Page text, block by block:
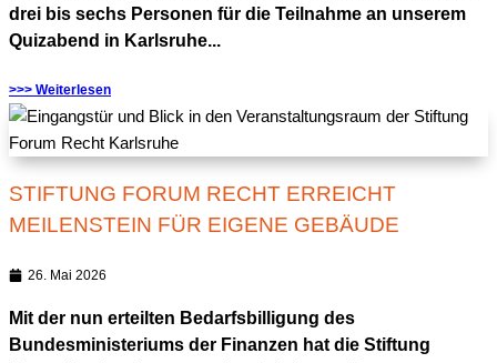
drei bis sechs Personen für die Teilnahme an unserem
Quizabend in Karlsruhe...
>>> Weiterlesen
STIFTUNG FORUM RECHT ERREICHT
MEILENSTEIN FÜR EIGENE GEBÄUDE
26. Mai 2026
Mit der nun erteilten Bedarfsbilligung des
Bundesministeriums der Finanzen hat die Stiftung